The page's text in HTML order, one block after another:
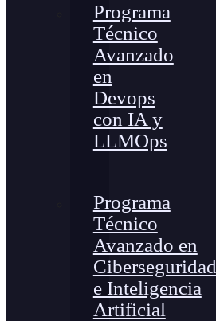
Programa
Técnico
Avanzado
en
Devops
con IA y
LLMOps
Programa
Técnico
Avanzado en
Ciberseguridad
e Inteligencia
Artificial